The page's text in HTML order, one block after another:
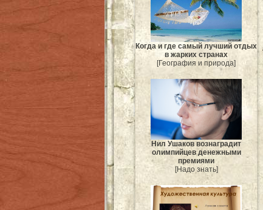
Когда и где самый лучший отдых
в жарких странах
[География и природа]
Нил Ушаков вознаградит
олимпийцев денежными
премиями
[Надо знать]